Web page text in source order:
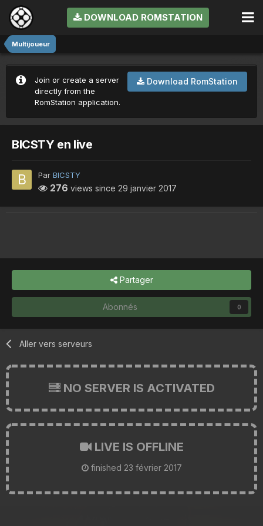
DOWNLOAD ROMSTATION
Multijoueur
Download RomStation
Join or create a server
directly from the
RomStation application.
BICSTY en live
Par BICSTY
276 views since 29 janvier 2017
Partager
Abonnés 0
Aller vers serveurs
NO SERVER IS ACTIVATED
LIVE IS OFFLINE
finished 23 février 2017